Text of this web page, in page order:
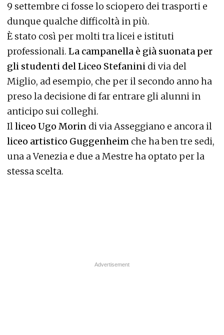
9 settembre ci fosse lo sciopero dei trasporti e
dunque qualche difficoltà in più.
È stato così per molti tra licei e istituti
professionali. La campanella è già suonata per
gli studenti del Liceo Stefanini di via del
Miglio, ad esempio, che per il secondo anno ha
preso la decisione di far entrare gli alunni in
anticipo sui colleghi.
Illiceo Ugo Morin di via Asseggiano e ancora il
liceo artistico Guggenheim che ha ben tre sedi,
una a Venezia e due a Mestre ha optato per la
stessa scelta.